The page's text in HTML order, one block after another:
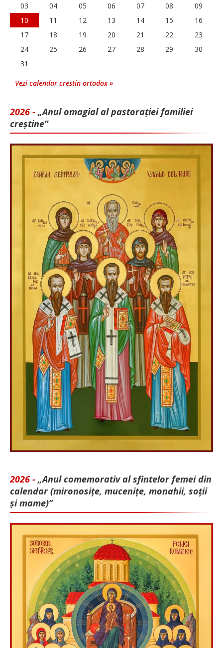
03 04 05 06 07 08
09
10
11 12 13 14 15
16
17
18 19 20 21 22
23
24
25 26 27 28 29
30
31
Vezi calendar crestin ortodox »
2026 - „Anul omagial al pastorației familiei
creștine”
2026 - „Anul comemorativ al sfintelor femei din
calendar (mironosițe, mu­cenițe, monahii, soții
și mame)”